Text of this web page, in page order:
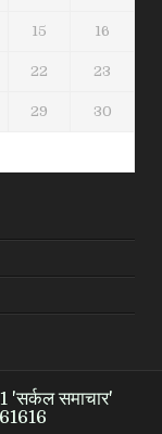
15 16
22 23
29 30
समाचार'